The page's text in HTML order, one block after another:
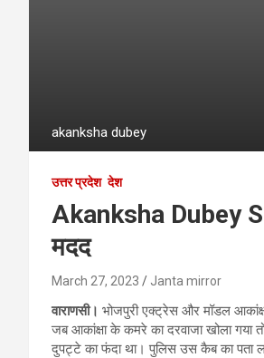
akanksha dubey
उत्तर प्रदेश देश
Akanksha Dubey
मदद
March 27, 2023 Janta mirror
वाराणसी। भोजपुरी एक्‍ट्रेस और मॉडल
जब आकांक्षा के कमरे का दरवाजा खोला
दुपट्टे का फंदा था। पुलिस उस कैब का पता